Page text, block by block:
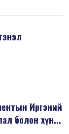
Иргэний
болон хүн...